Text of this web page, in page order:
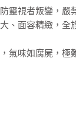
靈視者叛變，嚴
、面容精緻，全
氣味如腐屍，極
界，預測未來。